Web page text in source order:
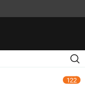
122